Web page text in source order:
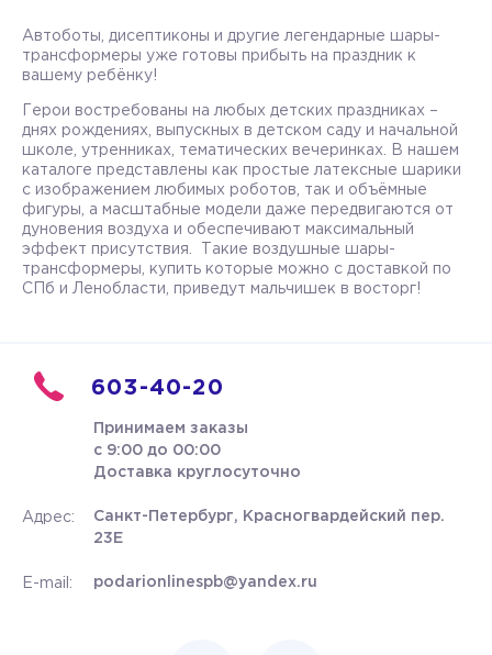
Автоботы, дисептиконы и другие легендарные шары-
трансформеры уже готовы прибыть на праздник к
вашему ребёнку!
Герои востребованы на любых детских праздниках –
днях рождениях, выпускных в детском саду и начальной
школе, утренниках, тематических вечеринках. В нашем
каталоге представлены как простые латексные шарики
с изображением любимых роботов, так и объёмные
фигуры, а масштабные модели даже передвигаются от
дуновения воздуха и обеспечивают максимальный
эффект присутствия. Такие воздушные шары-
трансформеры, купить которые можно с доставкой по
СПб и Ленобласти, приведут мальчишек в восторг!
603-40-20
Принимаем заказы
с 9:00 до 00:00
Доставка круглосуточно
Адрес:
Санкт-Петербург, Красногвардейский пер.
23Е
E-mail: podarionlinespb@yandex.ru